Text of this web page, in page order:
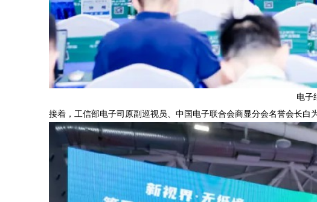
电子
接着，工信部电子司原副巡视员、中国电子联合会商显分会名誉会长